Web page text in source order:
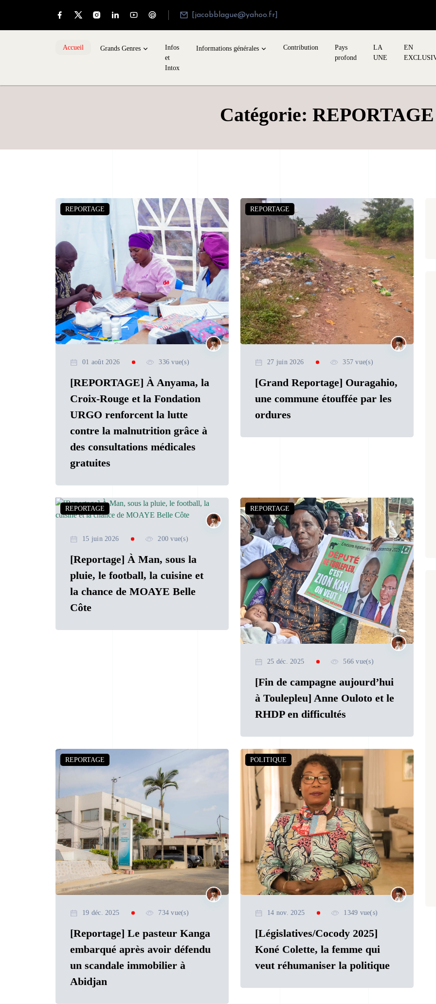
[jacobblague@yahoo.fr]
Accueil Grands Genres
Infos
et
Intox
Informations générales Contribution
Pays
profond
LA
UNE
EN
Catégorie: REPORTAGE
REPORTAGE
01 août 2026 336 vue(s)
[REPORTAGE] À Anyama, la
Croix-Rouge et la Fondation
URGO renforcent la lutte
contre la malnutrition grâce à
des consultations médicales
gratuites
REPORTAGE
27 juin 2026 357 vue(s)
[Grand Reportage] Ouragahio,
une commune étouffée par les
ordures
REPORTAGE
15 juin 2026 200 vue(s)
[Reportage] À Man, sous la
pluie, le football, la cuisine et
la chance de MOAYE Belle
Côte
REPORTAGE
25 déc. 2025 566 vue(s)
[Fin de campagne aujourd’hui
à Toulepleu] Anne Ouloto et le
RHDP en difficultés
REPORTAGE
19 déc. 2025 734 vue(s)
[Reportage] Le pasteur Kanga
embarqué après avoir défendu
un scandale immobilier à
Abidjan
POLITIQUE
14 nov. 2025 1349 vue(s)
[Législatives/Cocody 2025]
Koné Colette, la femme qui
veut réhumaniser la politique